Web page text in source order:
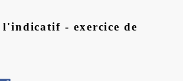
- exercice de